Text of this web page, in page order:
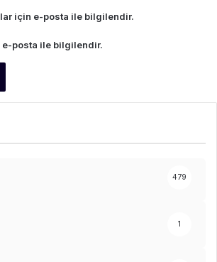
için e-posta ile bilgilendir.
e-posta ile bilgilendir.
479
1